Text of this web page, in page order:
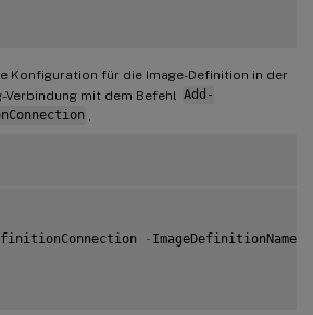
Konfiguration für die Image-Definition in der
Verbindung mit dem Befehl Add-
- ImageDefinitionName